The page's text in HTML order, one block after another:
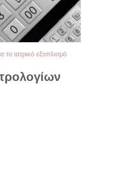
το ιατρικό εξοπλισμό